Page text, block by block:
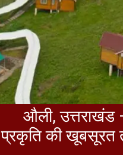
औली, उत्तराखंड
प्रकृति की खूबसूरत